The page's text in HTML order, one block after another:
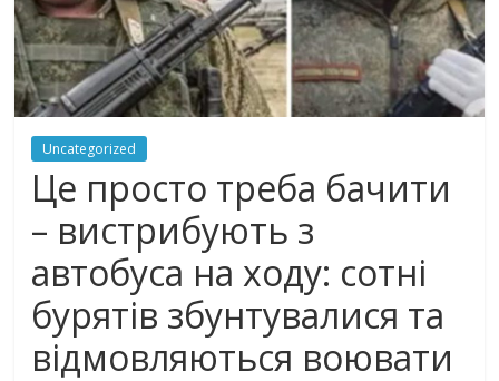
Uncategorized
Це просто треба бачити
– вистрибують з
автобуса на ходу: сотні
бурятів збунтувалися та
відмовляються воювати